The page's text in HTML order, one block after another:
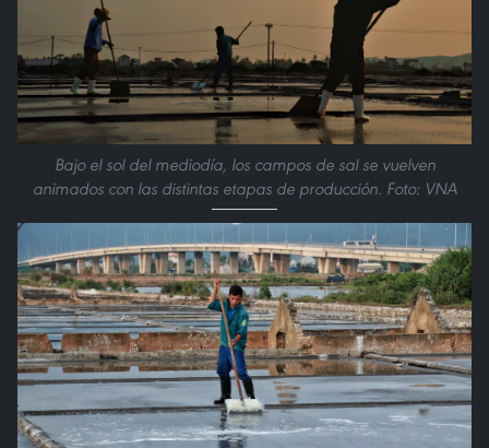
Bajo el sol del mediodía, los campos de sal se vuelven
animados con las distintas etapas de producción. Foto: VNA